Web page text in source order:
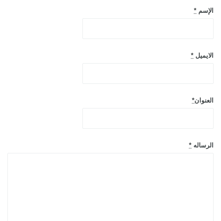
الإسم *
الايميل *
العنوان*
الرساله *